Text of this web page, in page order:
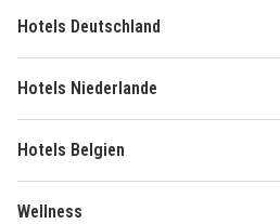
Hotels Deutschland
Hotels Niederlande
Hotels Belgien
Wellness